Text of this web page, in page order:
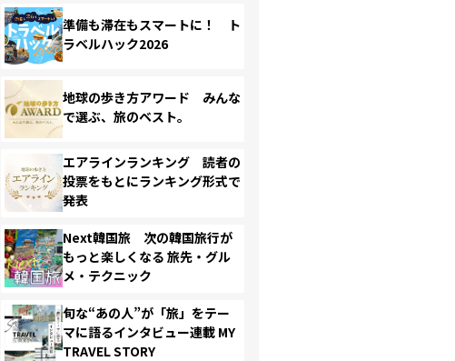
準備も滞在もスマートに！ ト
ラベルハック2026
地球の歩き方アワード みんな
で選ぶ、旅のベスト。
エアラインランキング 読者の
投票をもとにランキング形式で
発表
Next韓国旅 次の韓国旅行が
もっと楽しくなる 旅先・グル
メ・テクニック
旬な“あの人”が「旅」をテー
マに語るインタビュー連載 MY
TRAVEL STORY